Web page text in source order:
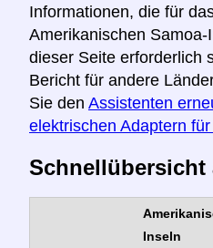
Informationen, die für
Amerikanischen
dieser Seite erforderlich
Bericht für andere
Sie den Assistenten
elektrischen Adaptern
Schnellübersicht
Inseln